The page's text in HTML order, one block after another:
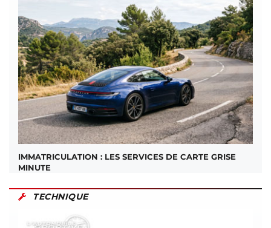
IMMATRICULATION : LES SERVICES DE CARTE GRISE
MINUTE
TECHNIQUE